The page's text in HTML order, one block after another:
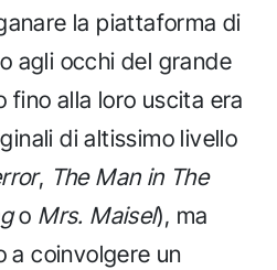
la piattaforma di
agli occhi del grande
fino alla loro uscita era
di altissimo livello
, The Man in The
o Mrs. Maisel), ma
a coinvolgere un